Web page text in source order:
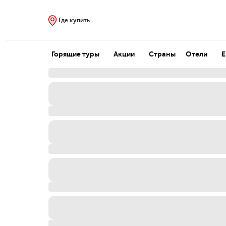
Где купить
Горящие туры Акции Страны Отели